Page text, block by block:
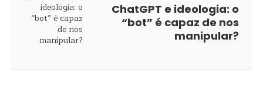
ChatGPT e ideologia: o
“bot” é capaz de nos
manipular?